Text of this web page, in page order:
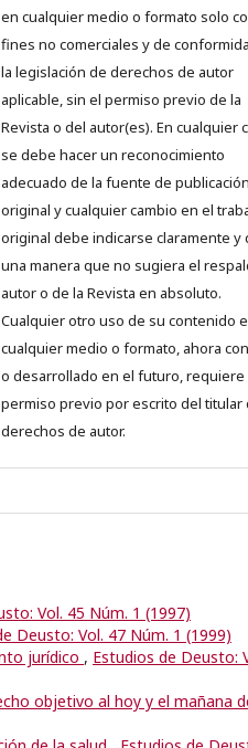
en cualquier medio o formato solo
fines no comerciales y de
la legislación de derechos de autor
aplicable, sin el permiso previo de la
Revista o del autor(es). En cualquier
se debe hacer un reconocimiento
adecuado de la fuente de publicación
original y cualquier cambio en el
original debe indicarse claramente y
una manera que no sugiera el
autor o de la Revista en absoluto.
Cualquier otro uso de su contenido
cualquier medio o formato, ahora
o desarrollado en el futuro, requiere
permiso previo por escrito del titular
derechos de autor.
Vol. 45 Núm. 1 (1997)
Deusto: Vol. 47 Núm. 1 (1999)
jurídico , Estudios de Deusto:
objetivo al hoy y el mañana